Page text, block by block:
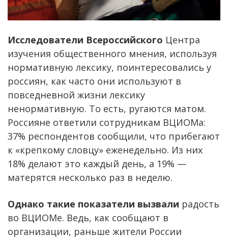
Исследователи Всероссийского Центра
изучения общественного мнения, используя
нормативную лексику, поинтересовались у
россиян, как часто они используют в
повседневной жизни лексику
ненормативную. То есть, ругаются матом.
Россияне ответили сотрудникам ВЦИОМа:
37% респондентов сообщили, что прибегают
к «крепкому словцу» еженедельно. Из них
18% делают это каждый день, а 19% —
матерятся несколько раз в неделю.
Однако такие показатели вызвали радость
во ВЦИОМе. Ведь, как сообщают в
организации, раньше жители России